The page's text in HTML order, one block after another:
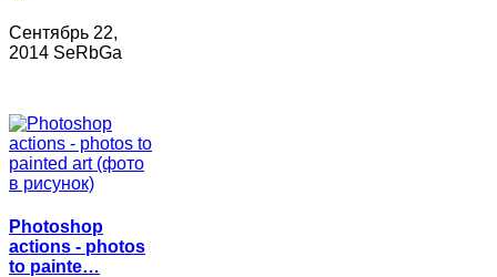
Сентябрь 22,
2014 SeRbGa
Photoshop
actions - photos
to painte…